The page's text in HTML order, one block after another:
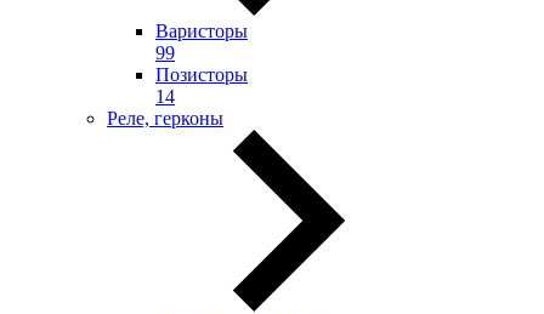
Варисторы
99
Позисторы
14
Реле, герконы